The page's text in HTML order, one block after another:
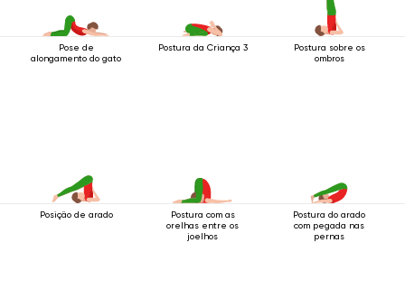
Pose de
alongamento do gato
Postura da Criança 3
Postura sobre os
ombros
Posição de arado
Postura com as
orelhas entre os
joelhos
Postura do arado
com pegada nas
pernas